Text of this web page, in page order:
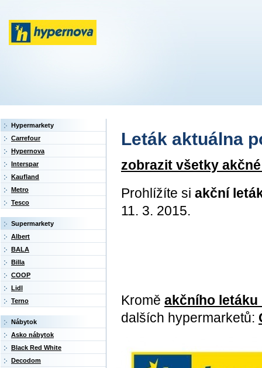
Leták aktuálna
zobrazit všetky
Prohlížíte si akční
11. 3. 2015.
Kromě akčního letáku
dalších hypermarketů:
Hypermarkety
Carrefour
Hypernova
Interspar
Kaufland
Metro
Tesco
Supermarkety
Albert
BALA
Billa
COOP
Lidl
Terno
Nábytok
Asko nábytok
Black Red White
Decodom